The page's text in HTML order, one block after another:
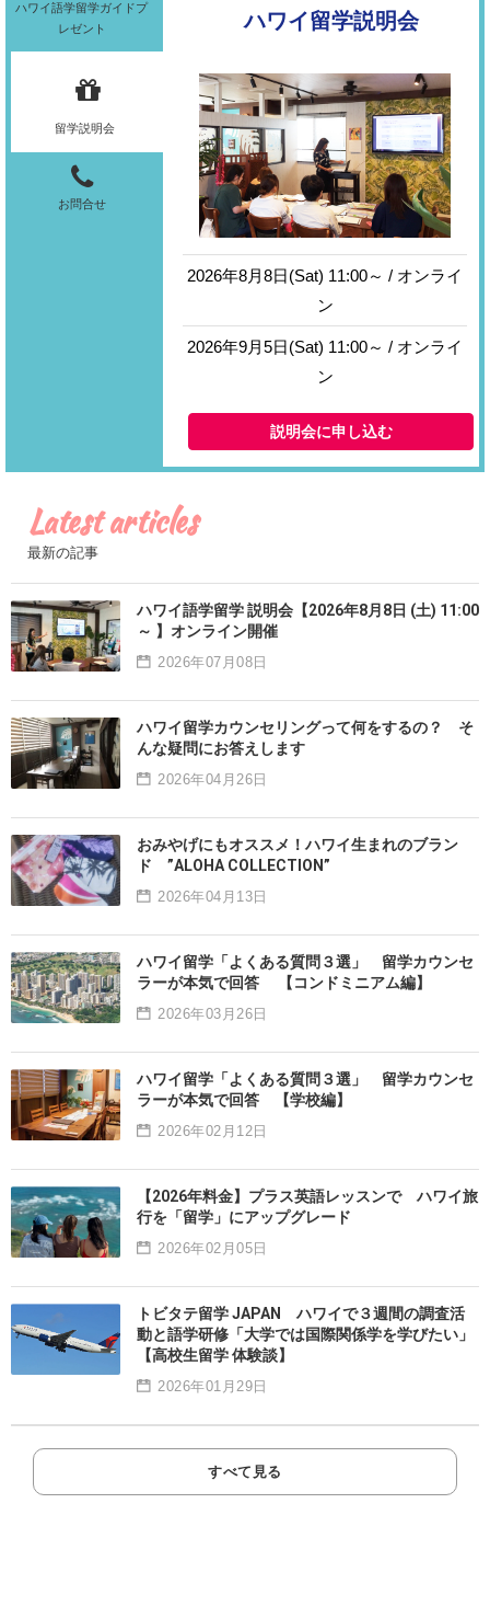
ハワイ語学留学ガイドプ
レゼント
留学説明会
お問合せ
ハワイ留学説明会
2026年8月8日(Sat) 11:00～ / オンライ
ン
2026年9月5日(Sat) 11:00～ / オンライ
ン
説明会に申し込む
Latest articles
最新の記事
ハワイ語学留学 説明会【2026年8月8日 (土) 11:00
～ 】オンライン開催
2026年07月08日
ハワイ留学カウンセリングって何をするの？ そ
んな疑問にお答えします
2026年04月26日
おみやげにもオススメ！ハワイ生まれのブラン
ド ”ALOHA COLLECTION”
2026年04月13日
ハワイ留学「よくある質問３選」 留学カウンセ
ラーが本気で回答 【コンドミニアム編】
2026年03月26日
ハワイ留学「よくある質問３選」 留学カウンセ
ラーが本気で回答 【学校編】
2026年02月12日
【2026年料金】プラス英語レッスンで ハワイ旅
行を「留学」にアップグレード
2026年02月05日
トビタテ留学 JAPAN ハワイで３週間の調査活
動と語学研修「大学では国際関係学を学びたい」
【高校生留学 体験談】
2026年01月29日
すべて見る